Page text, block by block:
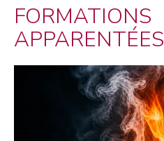
FORMATIONS
APPARENTÉES